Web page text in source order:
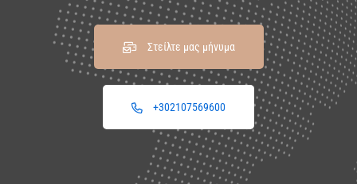
Στείλτε μας μήνυμα
+302107569600